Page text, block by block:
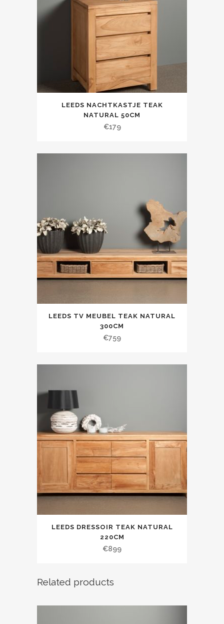
LEEDS NACHTKASTJE TEAK
NATURAL 50CM
€179
LEEDS TV MEUBEL TEAK NATURAL
300CM
€759
LEEDS DRESSOIR TEAK NATURAL
220CM
€899
Related products